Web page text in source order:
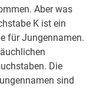
Aber was
K ist ein
für Jungennamen.
Die
sind